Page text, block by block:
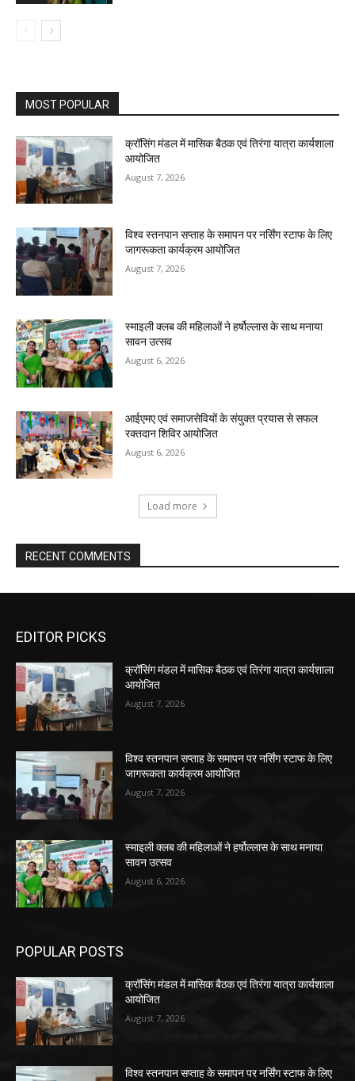
MOST POPULAR
क्रॉसिंग मंडल में मासिक बैठक एवं तिरंगा यात्रा कार्यशाला
आयोजित
August 7, 2026
विश्व स्तनपान सप्ताह के समापन पर नर्सिंग स्टाफ के लिए
जागरूकता कार्यक्रम आयोजित
August 7, 2026
स्माइली क्लब की महिलाओं ने हर्षोल्लास के साथ मनाया
सावन उत्सव
August 6, 2026
आईएमए एवं समाजसेवियों के संयुक्त प्रयास से सफल
रक्तदान शिविर आयोजित
August 6, 2026
Load more
RECENT COMMENTS
EDITOR PICKS
क्रॉसिंग मंडल में मासिक बैठक एवं तिरंगा यात्रा कार्यशाला
आयोजित
August 7, 2026
विश्व स्तनपान सप्ताह के समापन पर नर्सिंग स्टाफ के लिए
जागरूकता कार्यक्रम आयोजित
August 7, 2026
स्माइली क्लब की महिलाओं ने हर्षोल्लास के साथ मनाया
सावन उत्सव
August 6, 2026
POPULAR POSTS
क्रॉसिंग मंडल में मासिक बैठक एवं तिरंगा यात्रा कार्यशाला
आयोजित
August 7, 2026
विश्व स्तनपान सप्ताह के समापन पर नर्सिंग स्टाफ के लिए